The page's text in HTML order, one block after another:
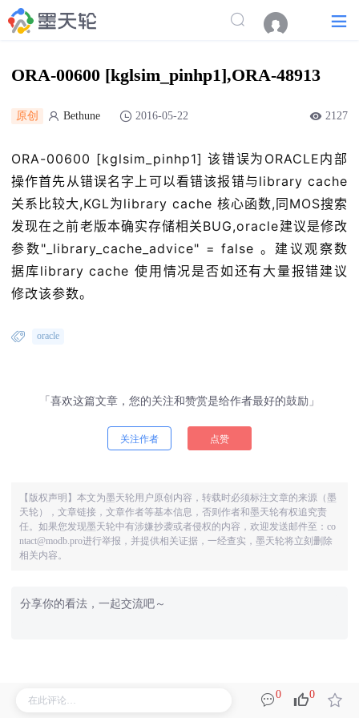
ORA-00600 [kglsim_pinhp1],ORA-48913
原创 Bethune 2016-05-22 2127
ORA-00600 [kglsim_pinhp1] 该错误为ORACLE内部
操作首先从错误名字上可以看错该报错与library cache
关系比较大,KGL为library cache 核心函数,同MOS搜索
发现在之前老版本确实存储相关BUG,oracle建议是修改
参数"_library_cache_advice" = false 。建议观察数
据库library cache 使用情况是否如还有大量报错建议
修改该参数。
oracle
「喜欢这篇文章，您的关注和赞赏是给作者最好的鼓励」
关注作者 点赞
【版权声明】本文为墨天轮用户原创内容，转载时必须标注文章的来源（墨
天轮），文章链接，文章作者等基本信息，否则作者和墨天轮有权追究责
任。如果您发现墨天轮中有涉嫌抄袭或者侵权的内容，欢迎发送邮件至：co
ntact@modb.pro进行举报，并提供相关证据，一经查实，墨天轮将立刻删除
相关内容。
相关阅读 0 0